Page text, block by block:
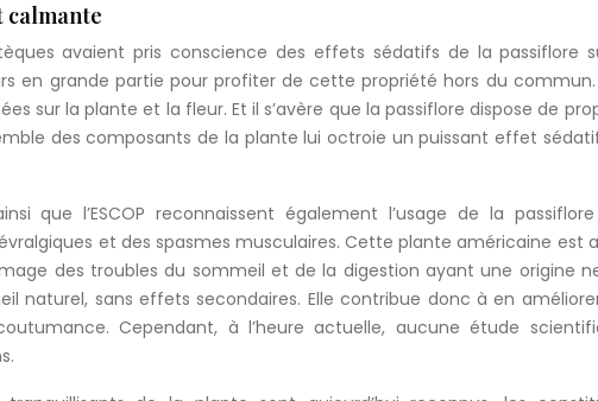
calmante
avaient pris conscience des effets sédatifs de la passiflore
en grande partie pour profiter de cette propriété hors du
sur la plante et la fleur. Et il s’avère que la passiflore dispose de
des composants de la plante lui octroie un puissant effet
que l’ESCOP reconnaissent également l’usage de la
et des spasmes musculaires. Cette plante américaine est
des troubles du sommeil et de la digestion ayant une origine
naturel, sans effets secondaires. Elle contribue donc à en
Cependant, à l’heure actuelle, aucune étude